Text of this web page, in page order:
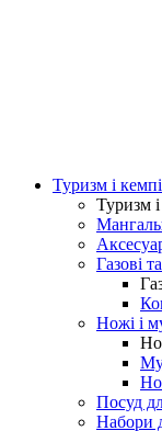
Туризм і
Туризм
Газові
Ножі і
Посуд
Набори